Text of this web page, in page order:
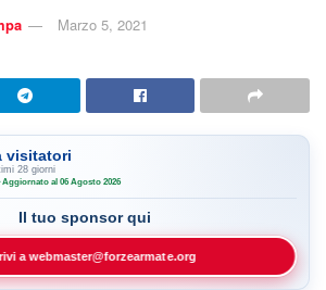
Marzo 5, 2021
visitatori
28 giorni
·Aggiornato al 06 Agosto 2026
Il tuo sponsor qui
a webmaster@forzearmate.org